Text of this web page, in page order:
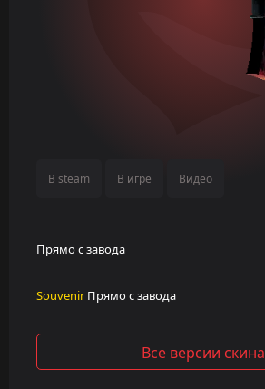
В steam В игре Видео
Прямо с завода
Souvenir Прямо с завода
Все версии скина